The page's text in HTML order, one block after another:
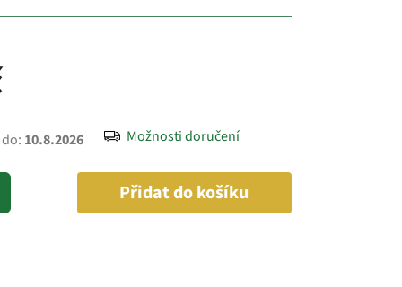
10.8.2026 Možnosti doručení
Přidat do košíku